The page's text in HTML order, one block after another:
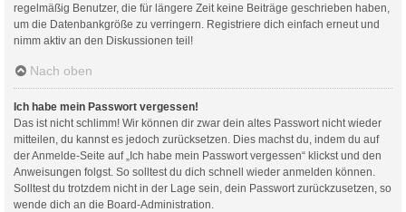
regelmäßig Benutzer, die für längere Zeit keine Beiträge geschrieben haben,
um die Datenbankgröße zu verringern. Registriere dich einfach erneut und
nimm aktiv an den Diskussionen teil!
Nach oben
Ich habe mein Passwort vergessen!
Das ist nicht schlimm! Wir können dir zwar dein altes Passwort nicht wieder
mitteilen, du kannst es jedoch zurücksetzen. Dies machst du, indem du auf
der Anmelde-Seite auf „Ich habe mein Passwort vergessen“ klickst und den
Anweisungen folgst. So solltest du dich schnell wieder anmelden können.
Solltest du trotzdem nicht in der Lage sein, dein Passwort zurückzusetzen, so
wende dich an die Board-Administration.